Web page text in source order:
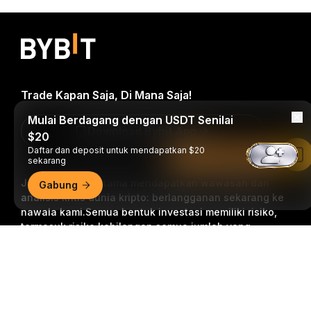
Jadilah yang pertama mendapatkan wawasan dan
analisis kritis dunia kripto: berlangganan sekarang ke
nawala kami.Semua bentuk investasi memiliki risiko,
termasuk risiko kehilangan semua jumlah yang
Trade Kapan Saja, Di Mana Saja!
Mulai Berdagang dengan USDT Senilai
$20
Daftar dan deposit untuk mendapatkan $20
sekarang
Gabung
Baca di Aplikasi Bybit